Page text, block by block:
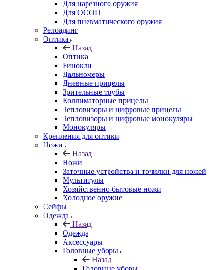
Для нарезного оружия
Для ОООП
Для пневматического оружия
Релоадинг
Оптика
Назад
Оптика
Бинокли
Дальномеры
Дневные прицелы
Зрительные трубы
Коллиматорные прицелы
Тепловизоры и цифровые прицелы
Тепловизоры и цифровые монокуляры
Монокуляры
Крепления для оптики
Ножи
Назад
Ножи
Заточные устройства и точилки для ножей
Мультитулы
Хозяйственно-бытовые ножи
Холодное оружие
Сейфы
Одежда
Назад
Одежда
Аксессуары
Головные уборы
Назад
Головные уборы